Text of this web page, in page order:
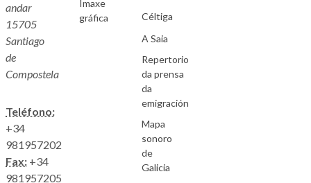
andar
15705
Santiago
de
Compostela
Teléfono:
+34
981957202
Fax: +34
981957205
Imaxe
gráfica
Céltiga
A Saia
Repertorio
da prensa
da
emigración
Mapa
sonoro
de
Galicia